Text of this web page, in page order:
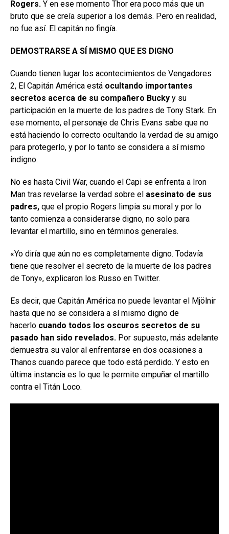
Rogers. Y en ese momento Thor era poco más que un
bruto que se creía superior a los demás. Pero en realidad,
no fue así. El capitán no fingía.
DEMOSTRARSE A SÍ MISMO QUE ES DIGNO
Cuando tienen lugar los acontecimientos de Vengadores
2, El Capitán América está ocultando importantes
secretos acerca de su compañero Bucky y su
participación en la muerte de los padres de Tony Stark. En
ese momento, el personaje de Chris Evans sabe que no
está haciendo lo correcto ocultando la verdad de su amigo
para protegerlo, y por lo tanto se considera a sí mismo
indigno.
No es hasta Civil War, cuando el Capi se enfrenta a Iron
Man tras revelarse la verdad sobre el asesinato de sus
padres, que el propio Rogers limpia su moral y por lo
tanto comienza a considerarse digno, no solo para
levantar el martillo, sino en términos generales.
«Yo diría que aún no es completamente digno. Todavía
tiene que resolver el secreto de la muerte de los padres
de Tony», explicaron los Russo en Twitter.
Es decir, que Capitán América no puede levantar el Mjölnir
hasta que no se considera a sí mismo digno de
hacerlo cuando todos los oscuros secretos de su
pasado han sido revelados. Por supuesto, más adelante
demuestra su valor al enfrentarse en dos ocasiones a
Thanos cuando parece que todo está perdido. Y esto en
última instancia es lo que le permite empuñar el martillo
contra el Titán Loco.